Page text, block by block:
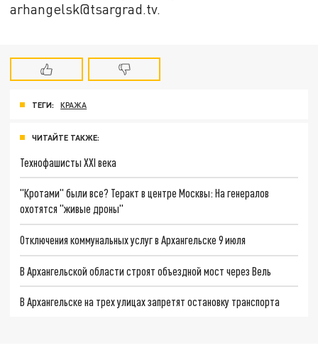
arhangelsk@tsargrad.tv.
ТЕГИ: КРАЖА
ЧИТАЙТЕ ТАКЖЕ:
Технофашисты XXI века
"Кротами" были все? Теракт в центре Москвы: На генералов
охотятся "живые дроны"
Отключения коммунальных услуг в Архангельске 9 июля
В Архангельской области строят объездной мост через Вель
В Архангельске на трех улицах запретят остановку транспорта